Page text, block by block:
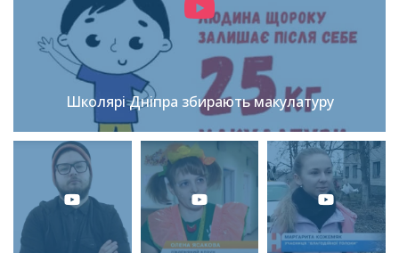
Школярі Дніпра збирають макулатуру